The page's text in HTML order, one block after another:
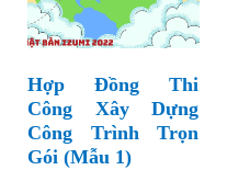
Hợp Đồng Thi
Công Xây Dựng
Công Trình Trọn
Gói (Mẫu 1)